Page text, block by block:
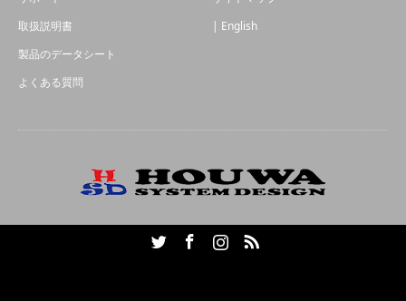
取扱説明書
製品のデータシート
よくある質問
| English